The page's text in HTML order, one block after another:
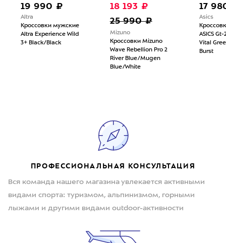
19 990 ₽
Altra
Кроссовки мужские
Altra Experience Wild
3+ Black/Black
18 193 ₽
25 990 ₽
Mizuno
Кроссовки Mizuno
Wave Rebellion Pro 2
River Blue/Mugen
Blue/White
17
Asics
ASICS
Vital
Burst
ПРОФЕССИОНАЛЬНАЯ КОНСУЛЬТАЦИЯ
Вся команда нашего магазина увлекается активными
видами спорта: туризмом, альпинизмом, горными
лыжами и другими видами outdoor-активности